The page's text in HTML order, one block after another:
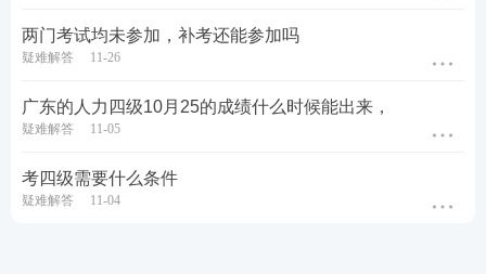
两门考试均未参加，补考还能参加吗
疑难解答 11-26
广东的人力四级10月25的成绩什么时候能出来，
疑难解答 11-05
考四级需要什么条件
疑难解答 11-04